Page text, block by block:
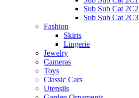
Sub Sub Cat 2C2
Sub Sub Cat 2C3
Fashion
Skirts
Lingerie
Jewelry
Cameras
Toys
Classic Cars
Utensils